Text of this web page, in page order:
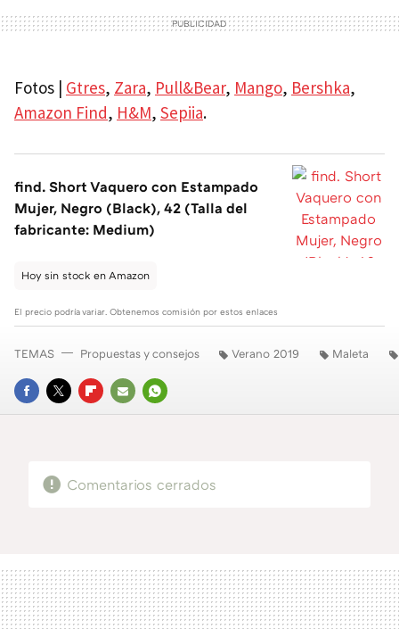
Fotos | Gtres, Zara, Pull&Bear, Mango, Bershka,
Amazon Find, H&M, Sepiia.
find. Short Vaquero con Estampado
Mujer, Negro (Black), 42 (Talla del
fabricante: Medium)
Hoy sin stock en Amazon
El precio podría variar. Obtenemos comisión por estos enlaces
FACEBOOK
TWITTERFLIPBOARD
E-
WHATSAPP
TEMAS Propuestas y consejos Verano 2019 Maleta
Comentarios cerrados